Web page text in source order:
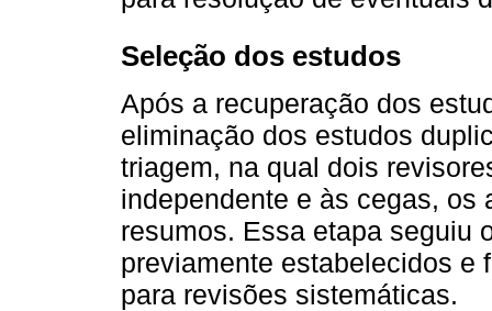
Seleção dos estudos
Após a recuperação dos
eliminação dos estudos
triagem, na qual dois
independente e às cegas,
resumos. Essa etapa seguiu
previamente estabelecidos e
para revisões sistemáticas.